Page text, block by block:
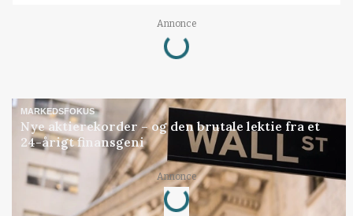
Annonce
Loading...
MARKEDSFOKUS
Nye aktierekorder – og den brutale lektie fra et
24-årigt finansgeni
Annonce
Loading...